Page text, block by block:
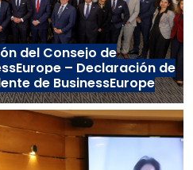
del Consejo de
– Declaración de
de BusinessEurope